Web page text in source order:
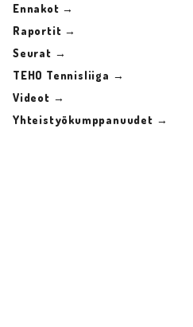
Ennakot →
Raportit →
Seurat →
TEHO Tennisliiga →
Videot →
Yhteistyökumppanuudet →